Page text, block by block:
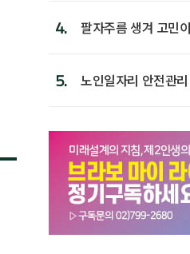
4. 팔자주름 생겨 고민
5.
노인일자리 안전관